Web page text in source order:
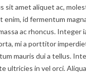
sit amet aliquet ac,
enim, id fermentum
ac rhoncus. Integer
mi a porttitor
mauris dui a tellus.
ultricies in vel orci.